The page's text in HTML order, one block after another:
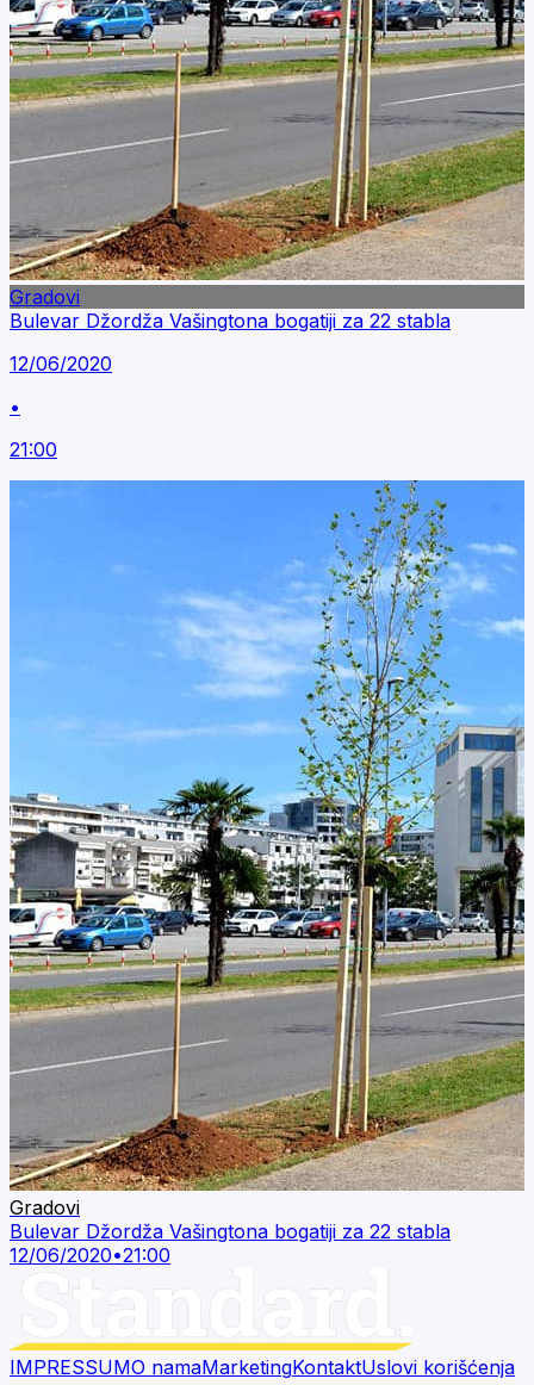
Gradovi
Bulevar Džordža Vašingtona bogatiji za 22 stabla
12/06/2020
•
21:00
Gradovi
Bulevar Džordža Vašingtona bogatiji za 22 stabla
12/06/2020•21:00
IMPRESSUMO namaMarketingKontaktUslovi korišćenja